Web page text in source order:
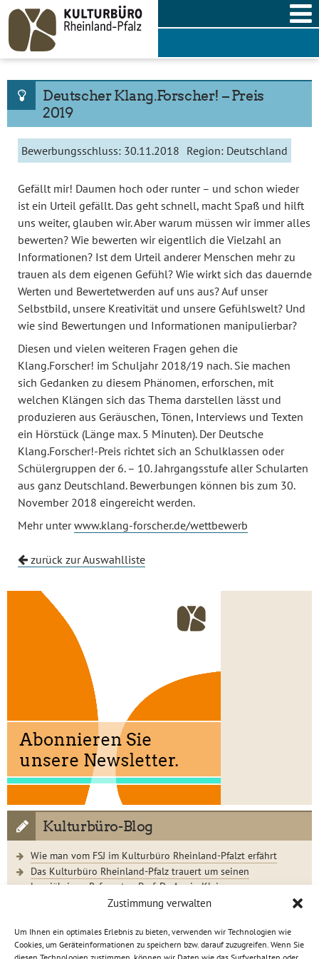
Zustimmung verwalten
Um Ihnen ein optimales Erlebnis zu bieten, verwenden wir Technologien wie
Cookies, um Geräteinformationen zu speichern bzw. darauf zuzugreifen. Wenn Sie
Skip
content
Deutscher Klang.Forscher! – Preis
2019
Bewerbungsschluss: 30.11.2018 Region: Deutschland
Gefällt mir! Daumen hoch oder runter – und schon wieder
ist ein Urteil gefällt. Das geht schnell, macht Spaß und hilft
uns weiter, glauben wir. Aber warum müssen wir immer alles
bewerten? Wie bewerten wir eigentlich die Vielzahl an
Informationen? Ist dem Urteil anderer Menschen mehr zu
trauen als dem eigenen Gefühl? Wie wirkt sich das dauernde
Werten und Bewertetwerden auf uns aus? Auf unser
Selbstbild, unsere Kreativität und unsere Gefühlswelt? Und
wie sind Bewertungen und Informationen manipulierbar?
Diesen und vielen weiteren Fragen gehen die
Klang.Forscher! im Schuljahr 2018/19 nach. Sie machen
sich Gedanken zu diesem Phänomen, erforschen, mit
welchen Klängen sich das Thema darstellen lässt und
produzieren aus Geräuschen, Tönen, Interviews und Texten
ein Hörstück (Länge max. 5 Minuten). Der Deutsche
Klang.Forscher!-Preis richtet sich an Schulklassen oder
Schülergruppen der 6. – 10. Jahrgangsstufe aller Schularten
aus ganz Deutschland. Bewerbungen können bis zum 30.
November 2018 eingereicht werden.
Mehr unterwww.klang-forscher.de/wettbewerb
zurück zur Auswahlliste
Kulturbüro-Blog
Wie man vom FSJ im Kulturbüro Rheinland-Pfalzt erfährt
Das Kulturbüro Rheinland-Pfalz trauert um seinen
langjährigen Referenten Prof. Dr. Armin Klein
Der Jugendkunstschultag 2023 im Rückblick